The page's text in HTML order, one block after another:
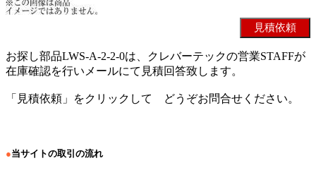
お探し部品LWS-A-2-2-0は、クレバーテックの営業STAFFが
在庫確認を行いメールにて見積回答致します。
「見積依頼」をクリックして どうぞお問合せください。
●当サイトの取引の流れ